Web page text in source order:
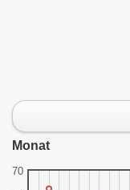
Monat
70